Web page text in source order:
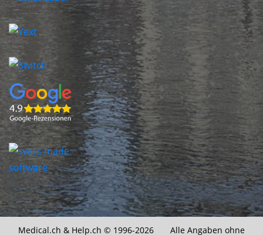
Medical.ch & Help.ch © 1996-2026 Alle Angaben ohne